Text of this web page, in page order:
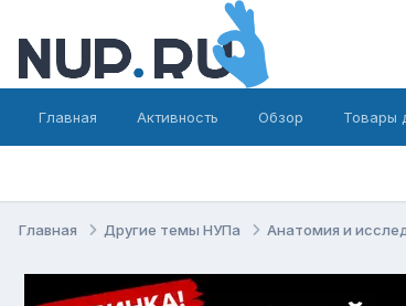
Главная Активность Обзор Товары
Главная Другие темы НУПа Анатомия и